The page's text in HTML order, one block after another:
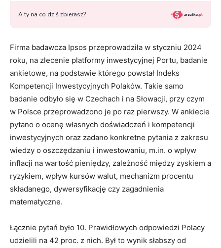
Firma badawcza Ipsos przeprowadziła w styczniu 2024
roku, na zlecenie platformy inwestycyjnej Portu, badanie
ankietowe, na podstawie którego powstał Indeks
Kompetencji Inwestycyjnych Polaków. Takie samo
badanie odbyło się w Czechach i na Słowacji, przy czym
w Polsce przeprowadzono je po raz pierwszy. W ankiecie
pytano o ocenę własnych doświadczeń i kompetencji
inwestycyjnych oraz zadano konkretne pytania z zakresu
wiedzy o oszczędzaniu i inwestowaniu, m.in. o wpływ
inflacji na wartość pieniędzy, zależność między zyskiem a
ryzykiem, wpływ kursów walut, mechanizm procentu
składanego, dywersyfikację czy zagadnienia
matematyczne.
Łącznie pytań było 10. Prawidłowych odpowiedzi Polacy
udzielili na 42 proc. z nich. Był to wynik słabszy od